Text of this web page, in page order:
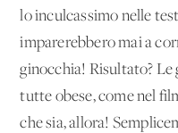
lo inculcassimo nelle
imparerebbero mai a
ginocchia! Risultato?
tutte obese, come nel
che sia, allora!